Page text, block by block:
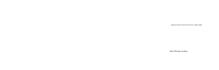
תקנון האתר| מדיניות פרטיות| הצהרת נגישות
A Wix Monster creation